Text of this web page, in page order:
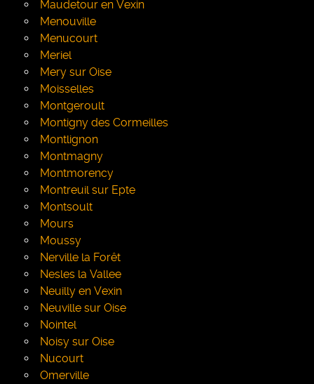
Maudetour en Vexin
Menouville
Menucourt
Meriel
Mery sur Oise
Moisselles
Montgeroult
Montigny des Cormeilles
Montlignon
Montmagny
Montmorency
Montreuil sur Epte
Montsoult
Mours
Moussy
Nerville la Forêt
Nesles la Vallee
Neuilly en Vexin
Neuville sur Oise
Nointel
Noisy sur Oise
Nucourt
Omerville